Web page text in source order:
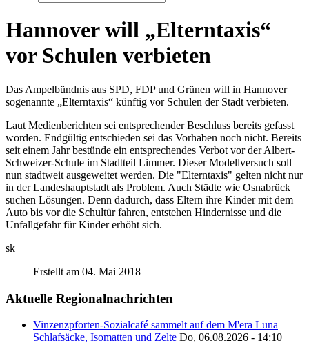
Hannover will „Elterntaxis“
vor Schulen verbieten
Das Ampelbündnis aus SPD, FDP und Grünen will in Hannover
sogenannte „Elterntaxis“ künftig vor Schulen der Stadt verbieten.
Laut Medienberichten sei entsprechender Beschluss bereits gefasst
worden. Endgültig entschieden sei das Vorhaben noch nicht. Bereits
seit einem Jahr bestünde ein entsprechendes Verbot vor der Albert-
Schweizer-Schule im Stadtteil Limmer. Dieser Modellversuch soll
nun stadtweit ausgeweitet werden. Die "Elterntaxis" gelten nicht nur
in der Landeshauptstadt als Problem. Auch Städte wie Osnabrück
suchen Lösungen. Denn dadurch, dass Eltern ihre Kinder mit dem
Auto bis vor die Schultür fahren, entstehen Hindernisse und die
Unfallgefahr für Kinder erhöht sich.
sk
Erstellt am 04. Mai 2018
Aktuelle Regionalnachrichten
Vinzenzpforten-Sozialcafé sammelt auf dem M'era Luna
Schlafsäcke, Isomatten und Zelte Do, 06.08.2026 - 14:10